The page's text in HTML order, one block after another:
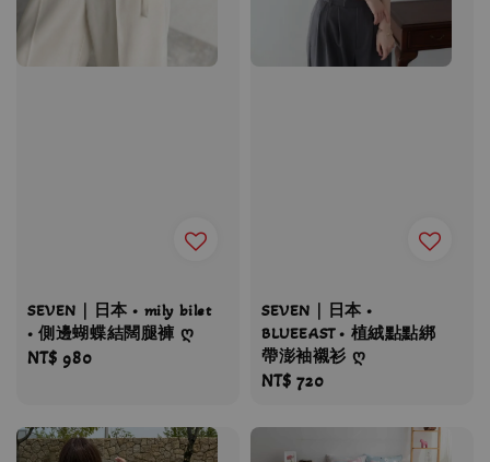
SEVEN｜日本 • mily bilet
• 側邊蝴蝶結闊腿褲 ღ
Regular
NT$ 980
SEVEN｜日本 •
BLUEEAST • 植絨點點綁
帶澎袖襯衫 ღ
Regular
NT$ 720